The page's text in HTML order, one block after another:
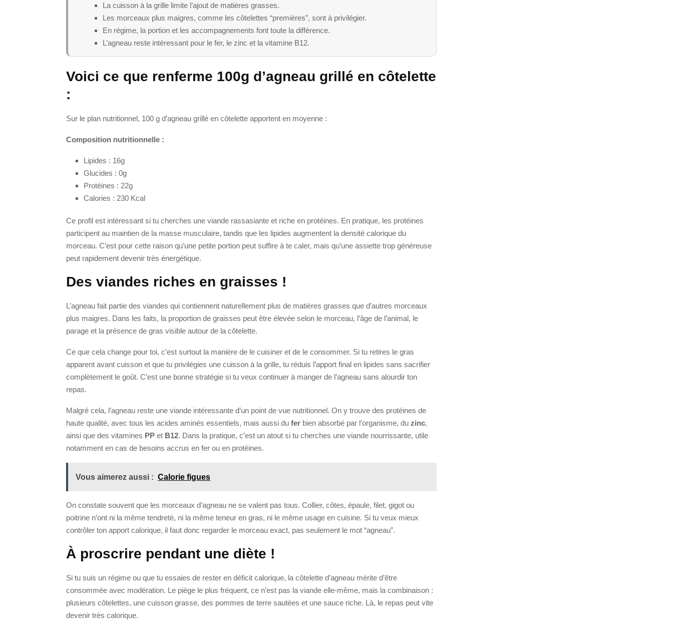
La cuisson à la grille limite l’ajout de matières grasses.
Les morceaux plus maigres, comme les côtelettes “premières”, sont à privilégier.
En régime, la portion et les accompagnements font toute la différence.
L’agneau reste intéressant pour le fer, le zinc et la vitamine B12.
Voici ce que renferme 100g d’agneau grillé en côtelette
:
Sur le plan nutritionnel, 100 g d’agneau grillé en côtelette apportent en moyenne :
Composition nutritionnelle :
Lipides : 16g
Glucides : 0g
Protéines : 22g
Calories : 230 Kcal
Ce profil est intéressant si tu cherches une viande rassasiante et riche en protéines. En pratique, les protéines
participent au maintien de la masse musculaire, tandis que les lipides augmentent la densité calorique du
morceau. C’est pour cette raison qu’une petite portion peut suffire à te caler, mais qu’une assiette trop généreuse
peut rapidement devenir très énergétique.
Des viandes riches en graisses !
L’agneau fait partie des viandes qui contiennent naturellement plus de matières grasses que d’autres morceaux
plus maigres. Dans les faits, la proportion de graisses peut être élevée selon le morceau, l’âge de l’animal, le
parage et la présence de gras visible autour de la côtelette.
Ce que cela change pour toi, c’est surtout la manière de le cuisiner et de le consommer. Si tu retires le gras
apparent avant cuisson et que tu privilégies une cuisson à la grille, tu réduis l’apport final en lipides sans sacrifier
complètement le goût. C’est une bonne stratégie si tu veux continuer à manger de l’agneau sans alourdir ton
repas.
Malgré cela, l’agneau reste une viande intéressante d’un point de vue nutritionnel. On y trouve des protéines de
haute qualité, avec tous les acides aminés essentiels, mais aussi du fer bien absorbé par l’organisme, du zinc,
ainsi que des vitamines PP et B12. Dans la pratique, c’est un atout si tu cherches une viande nourrissante, utile
notamment en cas de besoins accrus en fer ou en protéines.
Vous aimerez aussi : Calorie figues
On constate souvent que les morceaux d’agneau ne se valent pas tous. Collier, côtes, épaule, filet, gigot ou
poitrine n’ont ni la même tendreté, ni la même teneur en gras, ni le même usage en cuisine. Si tu veux mieux
contrôler ton apport calorique, il faut donc regarder le morceau exact, pas seulement le mot “agneau”.
À proscrire pendant une diète !
Si tu suis un régime ou que tu essaies de rester en déficit calorique, la côtelette d’agneau mérite d’être
consommée avec modération. Le piège le plus fréquent, ce n’est pas la viande elle-même, mais la combinaison :
plusieurs côtelettes, une cuisson grasse, des pommes de terre sautées et une sauce riche. Là, le repas peut vite
devenir très calorique.